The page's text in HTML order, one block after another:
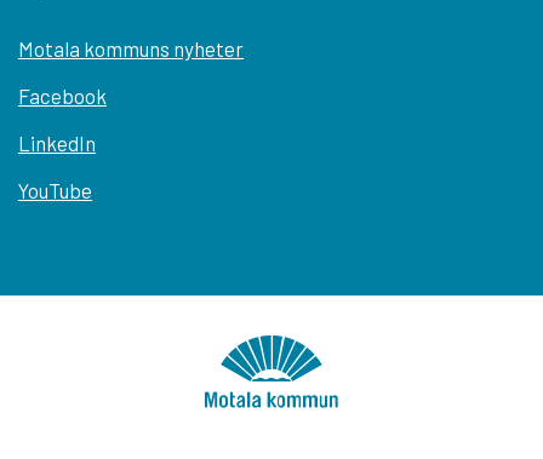
Motala kommuns nyheter
Facebook
LinkedIn
YouTube